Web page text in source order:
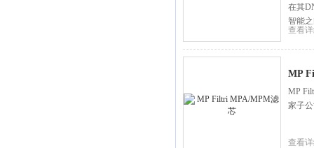
在其
智能
查看
MP
MP
家子
查看